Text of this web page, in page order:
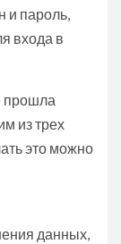
и пароль,
входа в
прошла
из трех
это можно
данных,